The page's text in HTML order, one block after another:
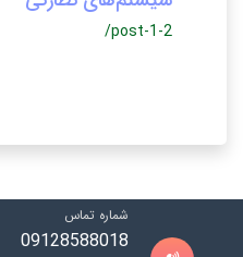
/post-1-2
شماره تماس
09128588018